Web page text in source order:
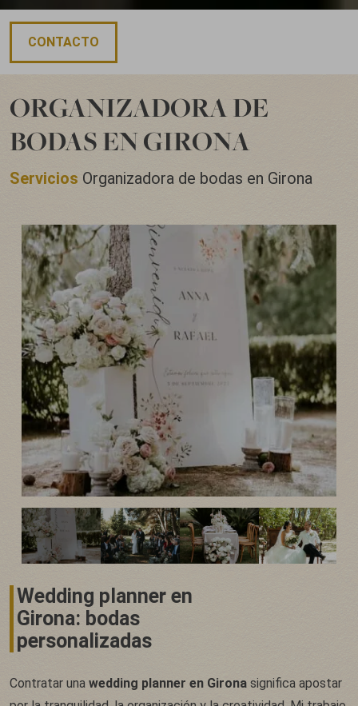
CONTACTO
ORGANIZADORA DE
BODAS EN GIRONA
Servicios Organizadora de bodas en Girona
Wedding planner en
Girona: bodas
personalizadas
Contratar una wedding planner en Girona significa apostar